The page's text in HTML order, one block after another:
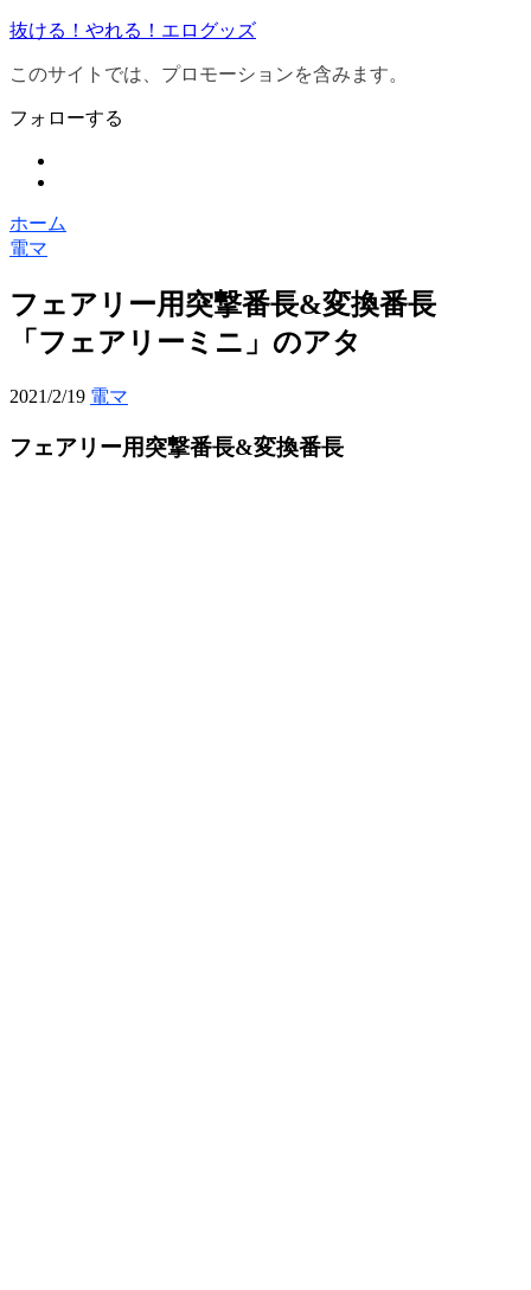
抜ける！やれる！エログッズ
このサイトでは、プロモーションを含みます。
フォローする
ホーム
電マ
フェアリー用突撃番長&変換番長
「フェアリーミニ」のアタ
2021/2/19 電マ
フェアリー用突撃番長&変換番長